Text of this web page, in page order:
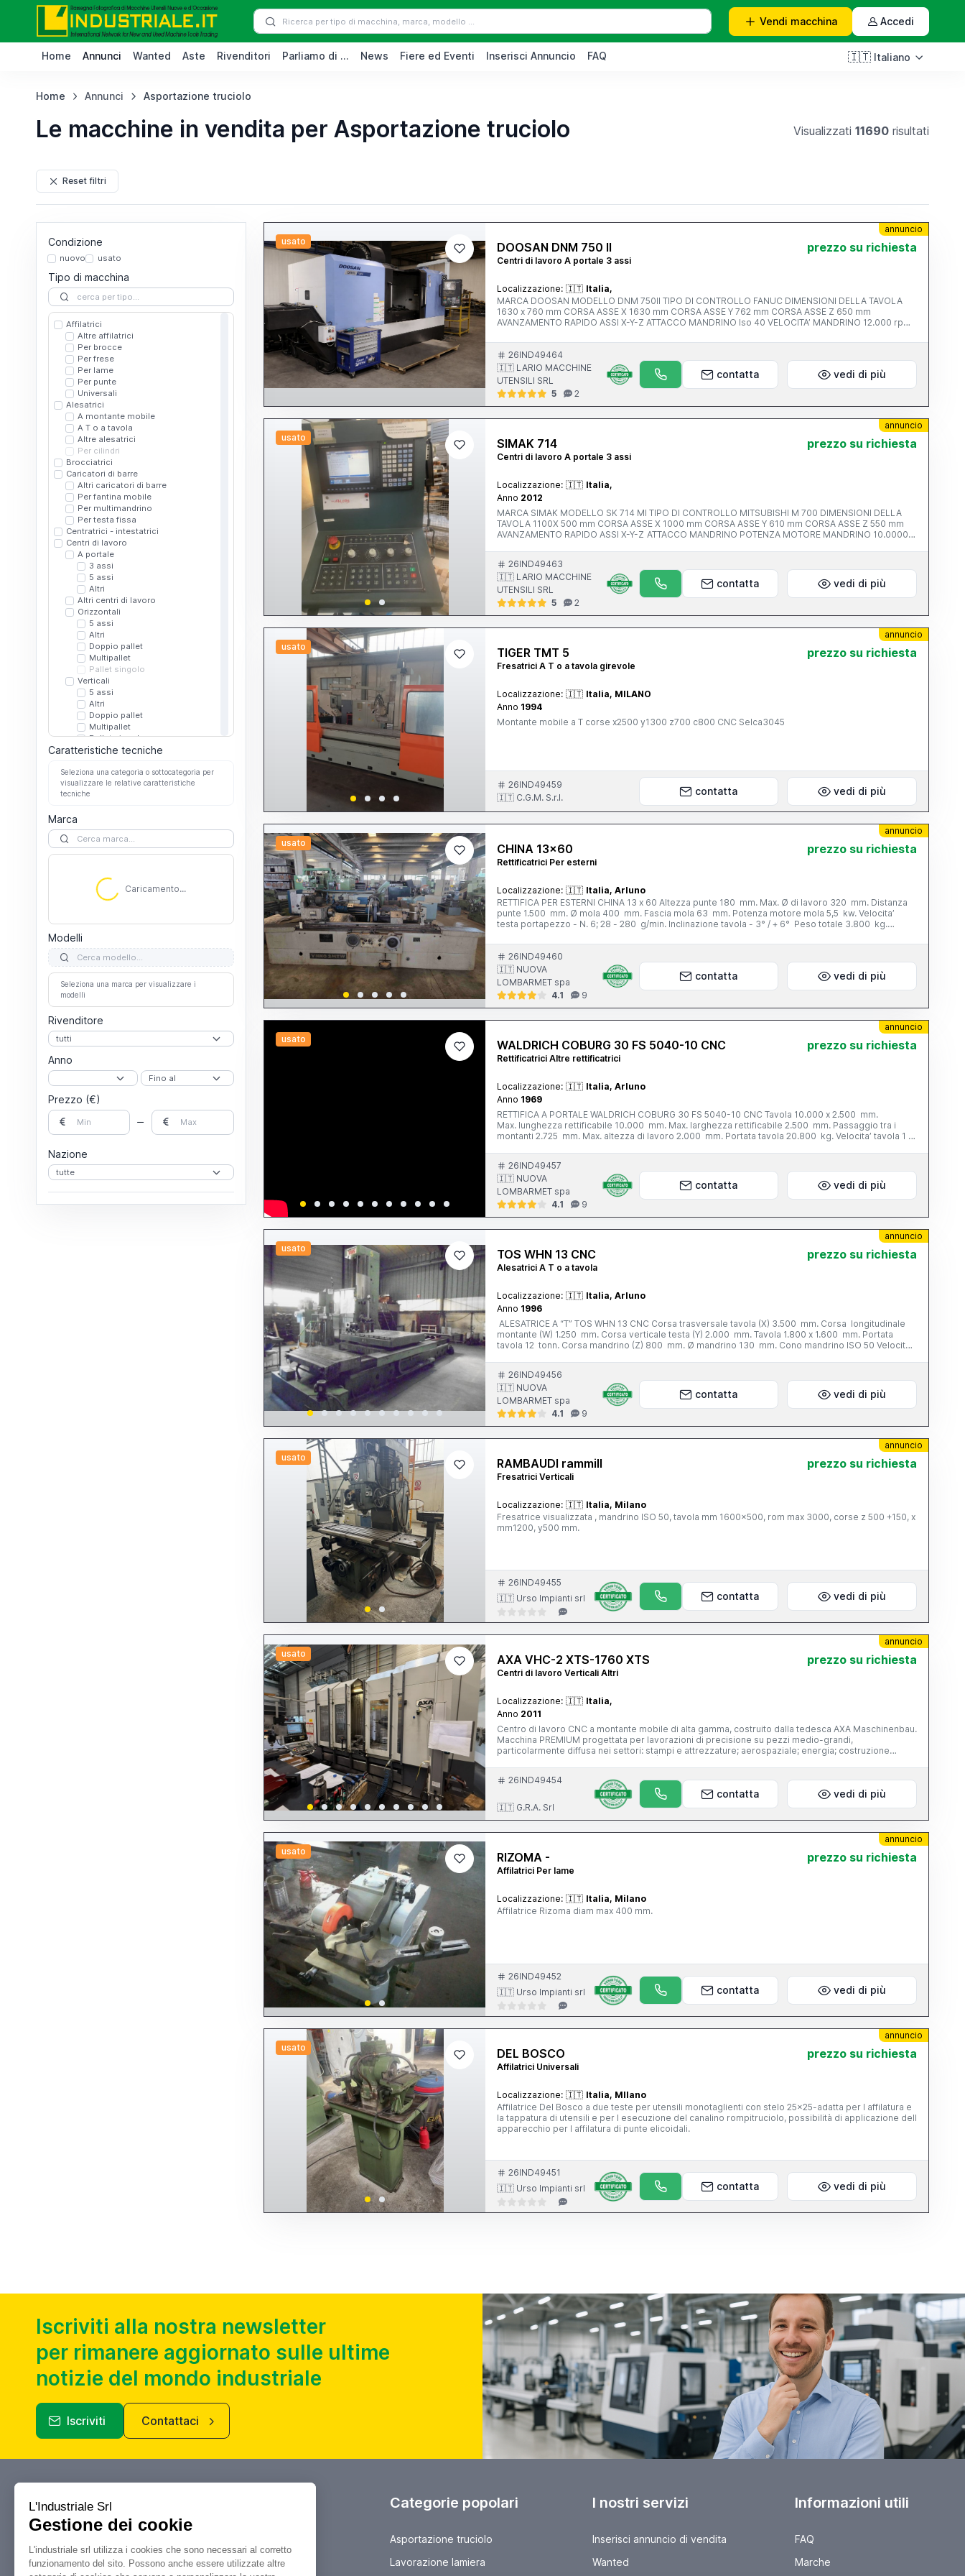
Vendi macchina Accedi
Home Annunci Wanted Aste Rivenditori Parliamo di ... News Fiere ed Eventi Inserisci Annuncio FAQ 🇮🇹 Italiano
Home Annunci Asportazione truciolo
Le macchine in vendita per Asportazione truciolo Visualizzati11690 risultati
Reset filtri
Condizione
nuovo usato
Tipo di macchina
Affilatrici
Altre affilatrici
Per brocce
Per frese
Per lame
Per punte
Universali
Alesatrici
A montante mobile
A T o a tavola
Altre alesatrici
Per cilindri
Brocciatrici
Caricatori di barre
Altri caricatori di barre
Per fantina mobile
Per multimandrino
Per testa fissa
Centratrici - intestatrici
Centri di lavoro
A portale
3 assi
5 assi
Altri
Altri centri di lavoro
Orizzontali
5 assi
Altri
Doppio pallet
Multipallet
Pallet singolo
Verticali
5 assi
Altri
Doppio pallet
Multipallet
Pallet singolo
Dentatrici
A creatore
A stozza
Altre dentatrici
A tuffo
Altre elettroerosioni
Microforatrici
A mandrini multipli
Altre foratrici
Per stampi
Fresalesatrici
A montante mobile
A portale
Altre fresalesatrici
Fresatrici
A T o a tavola girevole
A testa veloce
Banco fisso
Orizzontali
Per attrezzisti
Per stampi
Universali
Verticali
Levigatrici
A disco
Caratteristiche tecniche
Seleziona una categoria o sottocategoria per
visualizzare le relative caratteristiche
tecniche
Marca
Caricamento... Caricamento...
Modelli
Seleziona una marca per visualizzare i
modelli
Rivenditore
Anno
Prezzo (€)
Nazione
usato
annuncio
DOOSAN DNM 750 II
Centri di lavoro A portale 3 assi
prezzo su richiesta
Localizzazione: 🇮🇹 Italia,
MARCA DOOSAN MODELLO DNM 750II TIPO DI CONTROLLO FANUC DIMENSIONI DELLA TAVOLA
1630 x 760 mm CORSA ASSE X 1630 mm CORSA ASSE Y 762 mm CORSA ASSE Z 650 mm
AVANZAMENTO RAPIDO ASSI X-Y-Z ATTACCO MANDRINO Iso 40 VELOCITA’ MANDRINO 12.000 rpm
26IND49464
🇮🇹 LARIO MACCHINE
UTENSILI SRL
5
2
contatta vedi di più
usato
annuncio
SIMAK 714
Centri di lavoro A portale 3 assi
prezzo su richiesta
Localizzazione: 🇮🇹 Italia,
Anno 2012
MARCA SIMAK MODELLO SK 714 MI TIPO DI CONTROLLO MITSUBISHI M 700 DIMENSIONI DELLA
TAVOLA 1100X 500 mm CORSA ASSE X 1000 mm CORSA ASSE Y 610 mm CORSA ASSE Z 550 mm
AVANZAMENTO RAPIDO ASSI X-Y-Z ATTACCO MANDRINO POTENZA MOTORE MANDRINO 10.0000
26IND49463
🇮🇹 LARIO MACCHINE
UTENSILI SRL
5
2
contatta vedi di più
usato
annuncio
TIGER TMT 5
Fresatrici A T o a tavola girevole
prezzo su richiesta
Localizzazione: 🇮🇹 Italia, MILANO
Anno 1994
Montante mobile a T corse x2500 y1300 z700 c800 CNC Selca3045
26IND49459
🇮🇹 C.G.M. S.r.l.
contatta vedi di più
usato
annuncio
CHINA 13x60
Rettificatrici Per esterni
prezzo su richiesta
Localizzazione: 🇮🇹 Italia, Arluno
RETTIFICA PER ESTERNI CHINA 13 x 60 Altezza punte 180 mm. Max. Ø di lavoro 320 mm. Distanza
punte 1.500 mm. Ø mola 400 mm. Fascia mola 63 mm. Potenza motore mola 5,5 kw. Velocita’
testa portapezzo - N. 6; 28 - 280 g/min. Inclinazione tavola - 3° / + 6° Peso totale 3.800 kg.
livellamento
26IND49460
🇮🇹 NUOVA
LOMBARMET spa
4.1
9
contatta vedi di più
usato
annuncio
WALDRICH COBURG 30 FS 5040-10 CNC
Rettificatrici Altre rettificatrici
prezzo su richiesta
Localizzazione: 🇮🇹 Italia, Arluno
Anno 1969
RETTIFICA A PORTALE WALDRICH COBURG 30 FS 5040-10 CNC Tavola 10.000 x 2.500 mm.
Max. lunghezza rettificabile 10.000 mm. Max. larghezza rettificabile 2.500 mm. Passaggio tra i
montanti 2.725 mm. Max. altezza di lavoro 2.000 mm. Portata tavola 20.800 kg. Velocita’ tavola 1 ÷
fascia mola 60 mm. - potenza motore mola 10 hp. - inclinazione motorizzata a cnc +/- 110° - con
diamantatore a cnc CNC D Electron AZ 102 Peso totale 130 tonn. Anno di costruzione/revisione
1969/1994 Completa di: - mola e flange portamola vasca con filtro - piedini di livellamento
26IND49457
🇮🇹 NUOVA
LOMBARMET spa
4.1
9
contatta vedi di più
usato
annuncio
TOS WHN 13 CNC
Alesatrici A T o a tavola
prezzo su richiesta
Localizzazione: 🇮🇹 Italia, Arluno
Anno 1996
ALESATRICE A “T” TOS WHN 13 CNC Corsa trasversale tavola (X) 3.500 mm. Corsa longitudinale
montante (W) 1.250 mm. Corsa verticale testa (Y) 2.000 mm. Tavola 1.800 x 1.600 mm. Portata
tavola 12 tonn. Corsa mandrino (Z) 800 mm. Ø mandrino 130 mm. Cono mandrino ISO 50 Velocita’
CNC Heidenhain TNC 426 - 5 assi Anno di costruzione 1996 Completa di: - supporto di barenatura
26IND49456
🇮🇹 NUOVA
LOMBARMET spa
4.1
9
contatta vedi di più
usato
annuncio
RAMBAUDI rammill
Fresatrici Verticali
prezzo su richiesta
Localizzazione: 🇮🇹 Italia, Milano
Fresatrice visualizzata , mandrino ISO 50, tavola mm 1600x500, rom max 3000, corse z 500 +150, x
mm1200, y500 mm.
26IND49455
🇮🇹 Urso Impianti srl
contatta vedi di più
usato
annuncio
AXA VHC-2 XTS-1760 XTS
Centri di lavoro Verticali Altri
prezzo su richiesta
Localizzazione: 🇮🇹 Italia,
Anno 2011
Centro di lavoro CNC a montante mobile di alta gamma, costruito dalla tedesca AXA Maschinenbau.
Macchina PREMIUM progettata per lavorazioni di precisione su pezzi medio-grandi,
particolarmente diffusa nei settori: stampi e attrezzature; aerospaziale; energia; costruzione
e con manutenzione impeccabile, superaccessoriata (magazzino utensili, evacuatore di truciolo...),
mandrino in ottimo stato.
26IND49454
🇮🇹 G.R.A. Srl
contatta vedi di più
usato
annuncio
RIZOMA -
Affilatrici Per lame
prezzo su richiesta
Localizzazione: 🇮🇹 Italia, Milano
Affilatrice Rizoma diam max 400 mm.
26IND49452
🇮🇹 Urso Impianti srl
contatta vedi di più
usato
annuncio
DEL BOSCO
Affilatrici Universali
prezzo su richiesta
Localizzazione: 🇮🇹 Italia, MIlano
Affilatrice Del Bosco a due teste per utensili monotaglienti con stelo 25x25-adatta per l affilatura e
la tappatura di utensili e per l esecuzione del canalino rompitruciolo, possibilità di applicazione dell
apparecchio per l affilatura di punte elicoidali.
26IND49451
🇮🇹 Urso Impianti srl
contatta vedi di più
Iscriviti alla nostra newsletter
per rimanere aggiornato sulle ultime
notizie del mondo industriale
Iscriviti Contattaci
Industriale.it
compravendita, aste e liquidazioni di
macchine utensili e macchinari
Categorie popolari
Asportazione truciolo
Lavorazione lamiera
I nostri servizi
Inserisci annuncio di vendita
Wanted
Informazioni utili
FAQ
Marche